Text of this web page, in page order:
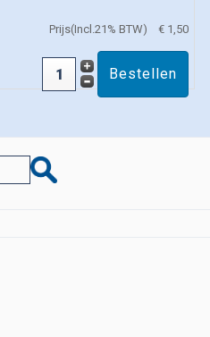
Prijs(Incl.21% BTW) € 1,50